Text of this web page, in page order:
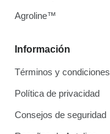
Información
Términos y condiciones
Política de privacidad
Consejos de seguridad
Agroline™